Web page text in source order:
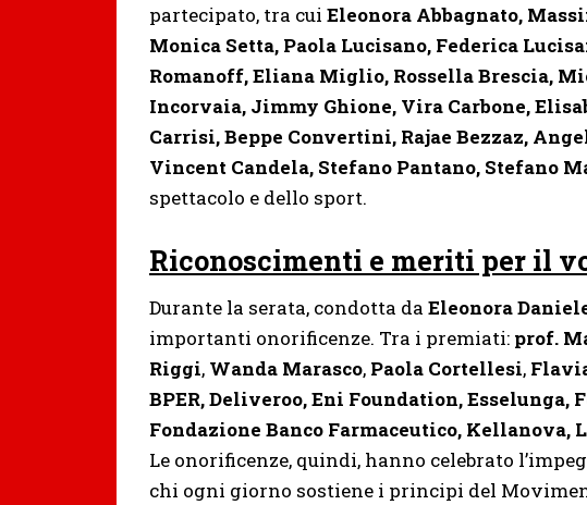
partecipato, tra cui Eleonora Abbagnato,
Monica Setta, Paola Lucisano, Federica
Romanoff, Eliana Miglio, Rossella Brescia,
Incorvaia, Jimmy Ghione, Vira Carbone,
Carrisi, Beppe Convertini, Rajae Bezzaz,
Vincent Candela, Stefano Pantano, Stefano
spettacolo e dello sport.
Riconoscimenti e meriti per il
Durante la serata, condotta da Eleonora
importanti onorificenze. Tra i premiati: prof.
Riggi, Wanda Marasco, Paola Cortellesi,
BPER, Deliveroo, Eni Foundation, Esselunga,
Fondazione Banco Farmaceutico,
Le onorificenze, quindi, hanno celebrato
chi ogni giorno sostiene i principi del